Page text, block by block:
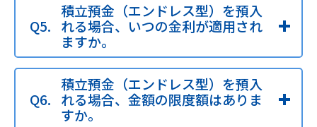
積立預金（エンドレス型）を預入
れる場合、いつの金利が適用され
ますか。
積立預金（エンドレス型）を預入
れる場合、金額の限度額はありま
すか。